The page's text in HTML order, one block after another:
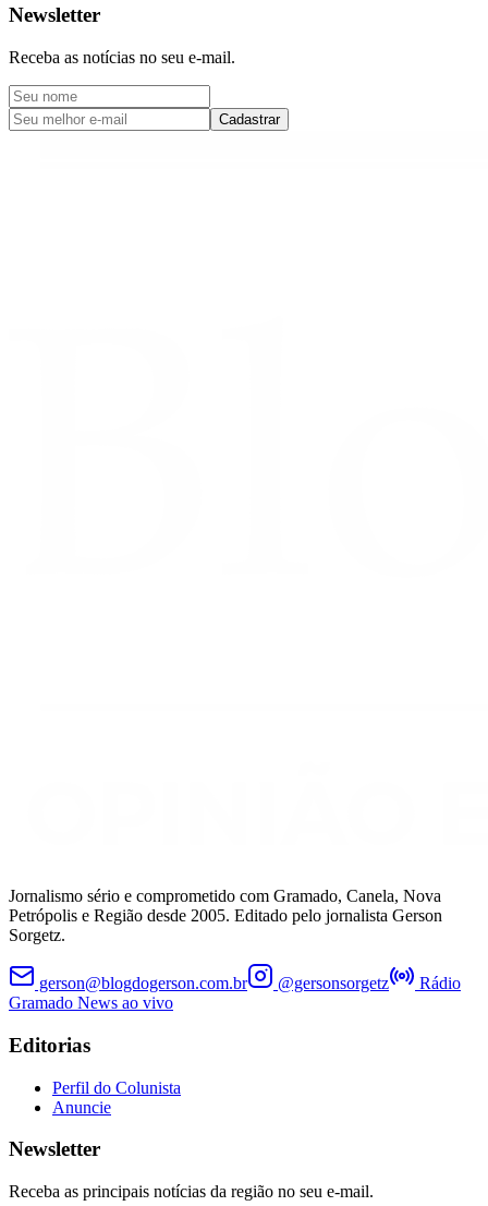
Newsletter
Receba as notícias no seu e-mail.
Cadastrar
Jornalismo sério e comprometido com Gramado, Canela, Nova
Petrópolis e Região desde 2005. Editado pelo jornalista Gerson
Sorgetz.
gerson@blogdogerson.com.br @gersonsorgetz
Rádio
Gramado News ao vivo
Editorias
Perfil do Colunista
Anuncie
Newsletter
Receba as principais notícias da região no seu e-mail.